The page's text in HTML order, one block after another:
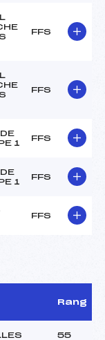
FFS
FFS
1
FFS
1
FFS
FFS
Rang
55